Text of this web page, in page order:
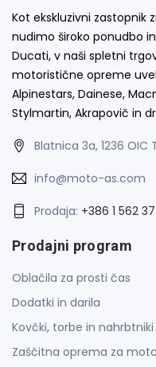
Kot ekskluzivni zastopnik
nudimo široko ponudbo
Ducati, v naši spletni
motoristične opreme
Alpinestars, Dainese,
Stylmartin, Akrapovič in
Blatnica 3a, 1236 OIC
info@moto-as.com
Prodaja: +386 1 562
Prodajni program
Oblačila za prosti čas
Dodatki in darila
Kovčki, torbe in nahrbtniki
Zaščitna oprema za